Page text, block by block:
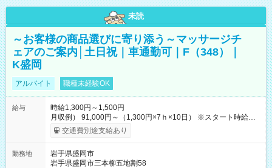
未読
～お客様の商品選びに寄り添う～マッサージチ
ェアのご案内│土日祝｜車通勤可｜F（348）｜
K盛岡
アルバイト 職種未経験OK
給与
時給1,300円～1,500円
月収例） 91,000円～（1,300円×7ｈ×10日） ※スタート時給は
経験・能力等を考慮 【給与支給日】 月末締めの翌月15日払い
＊15日が土日祝の場合は前日の平日 ＊日払いも選べます！ 〇交
交通費別途支給あり
勤務地
岩手県盛岡市
岩手県盛岡市三本柳五地割58